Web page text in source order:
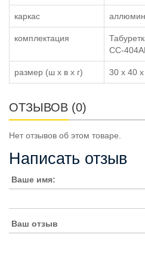
каркас
комплектация
СС-
размер (ш x в x г) 30 x 40
ОТЗЫВОВ (0)
Нет отзывов об этом товаре.
Написать отзыв
Ваше имя:
Ваш отзыв